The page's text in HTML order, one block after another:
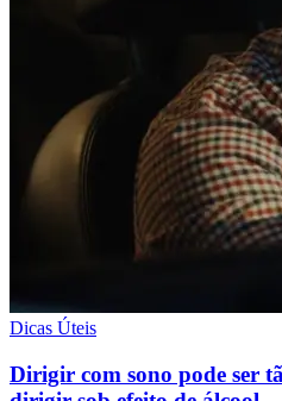
Dicas Úteis
Dirigir com sono pode ser